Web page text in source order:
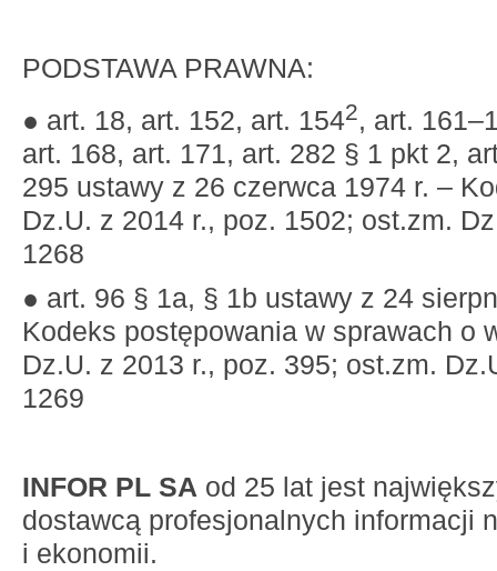
PODSTAWA PRAWNA:
● art. 18, art. 152, art. 1542, art.
art. 168, art. 171, art. 282 § 1 pkt 2,
295 ustawy z 26 czerwca 1974 r. –
Dz.U. z 2014 r., poz. 1502; ost.zm.
1268
● art. 96 § 1a, § 1b ustawy z 24
Kodeks postępowania w sprawach o
Dz.U. z 2013 r., poz. 395; ost.zm.
1269
INFOR PL SA od 25 lat jest
dostawcą profesjonalnych informacji
i ekonomii.